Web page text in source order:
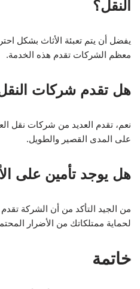
النقل؟
يفضل أن يتم تعبئة الأثاث بشكل
معظم الشركات تقدم هذه الخدمة.
هل تقدم شركات
نعم، تقدم العديد من شركات نقل
على المدى القصير والطويل.
هل يوجد تأمين على
من الجيد التأكد من أن الشركة تقدم
لحماية ممتلكاتك من الأضرار
خاتمة